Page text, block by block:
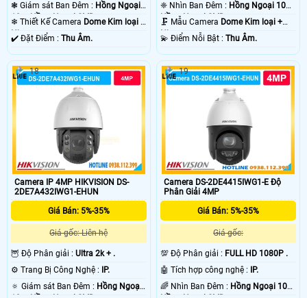
❃ Giám sát Ban Đêm : Hồng Ngoại
10m Hồng Ngoại SMD.
❄ Thiết Kế Camera Dome Kim loại +
Nhựa.
️✔️ Đặt Điểm : Thu Âm.
❈ Nhìn Ban Đêm : Hồng Ngoại 10m
Hồng Ngoại SMD.
🗜️ Mẫu Camera Dome Kim loại +
Nhựa.
️💫 Điểm Nỗi Bật :Thu Âm.
Camera IP 4MP HIKVISION DS-
2DE7A432IWG1-EHUN
Giá Bán: 5%-35%
Giá gốc: Liên hệ
🦉 Độ Phân giải : Ultra 2k + .
⚙ Trang Bị Công Nghệ :
IP.
🔅 Giám sát Ban Đêm : Hồng Ngoại
18
Camera DS-2DE4415IWG1-E Độ
Phân Giải 4MP
Giá Bán: 5%-35%
Giá gốc:
💯 Độ Phân giải : FULL HD 1080P .
🤖️ Tích hợp công nghệ :
IP.
🌈 Nhìn Ban Đêm : Hồng Ngoại 10m
19